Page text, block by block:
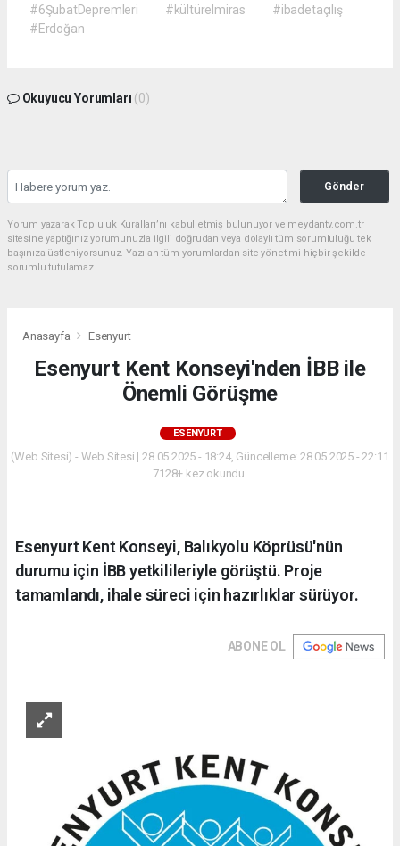
#6ŞubatDepremleri #kültürelmiras
#ibadetaçılış
#Erdoğan
Okuyucu Yorumları (0)
Gönder
Yorum yazarak Topluluk Kuralları’nı kabul etmiş bulunuyor ve meydantv.com.tr
sitesine yaptığınız yorumunuzla ilgili doğrudan veya dolaylı tüm sorumluluğu tek
başınıza üstleniyorsunuz. Yazılan tüm yorumlardan site yönetimi hiçbir şekilde
sorumlu tutulamaz.
Anasayfa Esenyurt
Esenyurt Kent Konseyi'nden İBB ile
Önemli Görüşme
ESENYURT
(Web Sitesi) - Web Sitesi | 28.05.2025 - 18:24, Güncelleme: 28.05.2025 - 22:11
7128+ kez okundu.
Esenyurt Kent Konseyi, Balıkyolu Köprüsü'nün
durumu için İBB yetkilileriyle görüştü. Proje
tamamlandı, ihale süreci için hazırlıklar sürüyor.
ABONE OL